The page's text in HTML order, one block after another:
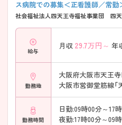
ス病院での募集＜正看護師／常勤
社会福祉法人四天王寺福祉事業団 四
給与
月収 29.7万円～ 年
勤務地
大阪府大阪市天王
大阪市営御堂筋線「
勤務時間
日勤:09時00分～17時
夜勤:17時00分～09時